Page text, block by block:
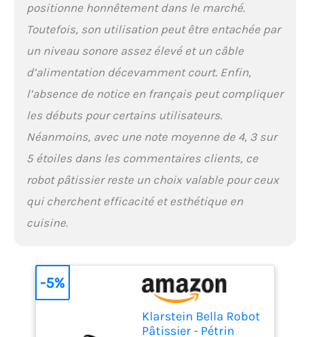
positionne honnêtement dans le marché.
Toutefois, son utilisation peut être entachée par
un niveau sonore assez élevé et un câble
d’alimentation décevamment court. Enfin,
l’absence de notice en français peut compliquer
les débuts pour certains utilisateurs.
Néanmoins, avec une note moyenne de 4, 3 sur
5 étoiles dans les commentaires clients, ce
robot pâtissier reste un choix valable pour ceux
qui cherchent efficacité et esthétique en
cuisine.
Klarstein Bella Robot
Pâtissier - Pétrin
-5%